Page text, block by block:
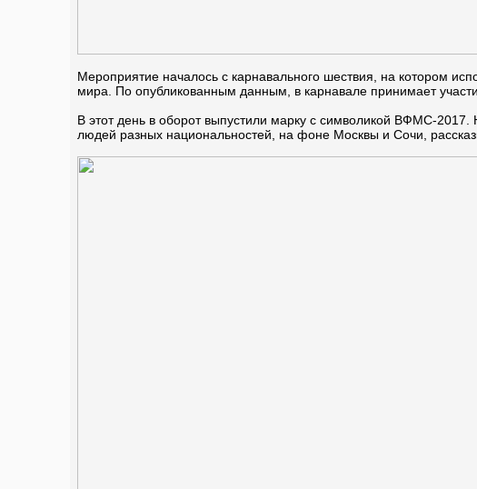
Мероприятие началось с карнавального шествия, на котором
мира. По опубликованным данным, в карнавале принимает
В этот день в оборот выпустили марку с символикой ВФМС-
людей разных национальностей, на фоне Москвы и Сочи,